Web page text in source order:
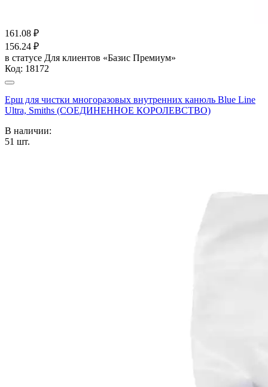
161.08 ₽
156.24 ₽
в статусе Для клиентов «Базис Премиум»
Код: 18172
Ерш для чистки многоразовых внутренних канюль Blue Line
Ultra, Smiths (СОЕДИНЕННОЕ КОРОЛЕВСТВО)
В наличии:
51 шт.